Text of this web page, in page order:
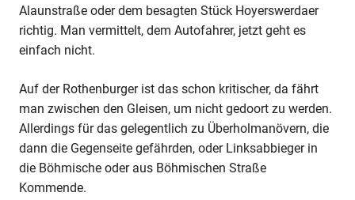
Alaunstraße oder dem besagten Stück Hoyerswerdaer
richtig. Man vermittelt, dem Autofahrer, jetzt geht es
einfach nicht.
Auf der Rothenburger ist das schon kritischer, da fährt
man zwischen den Gleisen, um nicht gedoort zu werden.
Allerdings für das gelegentlich zu Überholmanövern, die
dann die Gegenseite gefährden, oder Linksabbieger in
die Böhmische oder aus Böhmischen Straße
Kommende.